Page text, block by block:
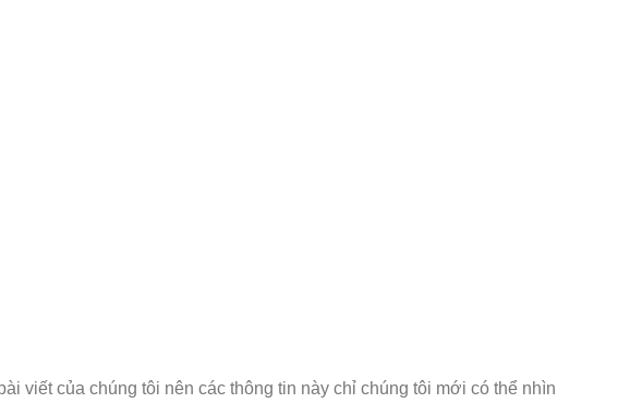
viết của chúng tôi nên các thông tin này chỉ chúng tôi mới có thể nhìn